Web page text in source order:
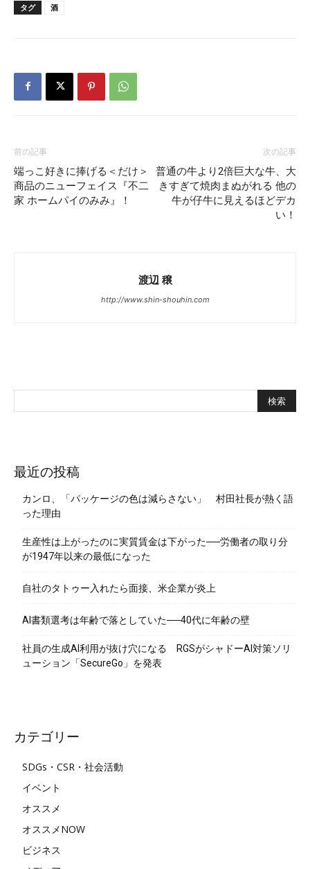
タグ 酒
前の記事
端っこ好きに捧げる＜だけ＞
商品のニューフェイス『不二
家 ホームパイのみみ』！
次の記事
普通の牛より2倍巨大な牛、大
きすぎて焼肉まぬがれる 他の
牛が仔牛に見えるほどデカ
い！
渡辺 穣
http://www.shin-shouhin.com
最近の投稿
カンロ、「パッケージの色は減らさない」 村田社長が熱く語
った理由
生産性は上がったのに実質賃金は下がった──労働者の取り分
が1947年以来の最低になった
自社のタトゥー入れたら面接、米企業が炎上
AI書類選考は年齢で落としていた──40代に年齢の壁
社員の生成AI利用が抜け穴になる RGSがシャドーAI対策ソリ
ューション「SecureGo」を発表
カテゴリー
SDGs・CSR・社会活動
イベント
オススメ
オススメNOW
ビジネス